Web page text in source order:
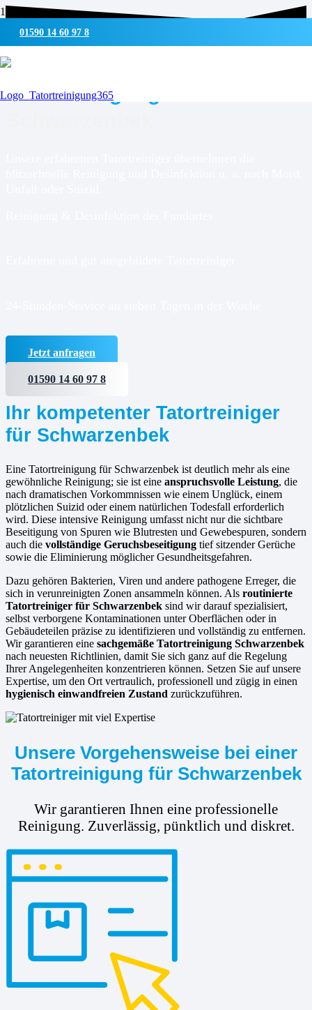
01590 14 60 97 8
UMWELTSCHONENDE REINIGUNG & DESINFEKTION
Tatortreinigung für
Jetzt anfragen
01590 14 60 97 8
Ihr kompetenter Tatortreiniger
für Schwarzenbek
Eine Tatortreinigung für Schwarzenbek ist deutlich mehr als eine
gewöhnliche Reinigung; sie ist eine anspruchsvolle Leistung, die
nach dramatischen Vorkommnissen wie einem Unglück, einem
plötzlichen Suizid oder einem natürlichen Todesfall erforderlich
wird. Diese intensive Reinigung umfasst nicht nur die sichtbare
Beseitigung von Spuren wie Blutresten und Gewebespuren, sondern
auch die vollständige Geruchsbeseitigung tief sitzender Gerüche
sowie die Eliminierung möglicher Gesundheitsgefahren.
Dazu gehören Bakterien, Viren und andere pathogene Erreger, die
sich in verunreinigten Zonen ansammeln können. Als routinierte
Tatortreiniger für Schwarzenbek sind wir darauf spezialisiert,
selbst verborgene Kontaminationen unter Oberflächen oder in
Gebäudeteilen präzise zu identifizieren und vollständig zu entfernen.
Wir garantieren eine sachgemäße Tatortreinigung Schwarzenbek
nach neuesten Richtlinien, damit Sie sich ganz auf die Regelung
Ihrer Angelegenheiten konzentrieren können. Setzen Sie auf unsere
Expertise, um den Ort vertraulich, professionell und zügig in einen
hygienisch einwandfreien Zustand zurückzuführen.
Unsere Vorgehensweise bei einer
Tatortreinigung für Schwarzenbek
Wir garantieren Ihnen eine professionelle
Reinigung. Zuverlässig, pünktlich und diskret.